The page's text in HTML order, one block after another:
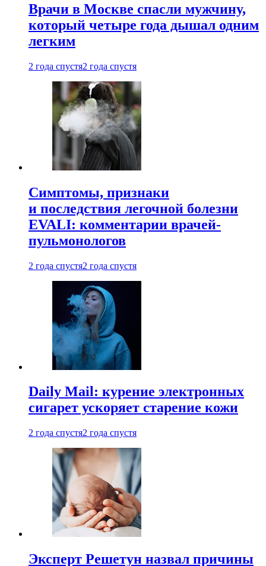
Врачи в Москве спасли мужчину,
который четыре года дышал одним
легким
2 года спустя2 года спустя
Симптомы, признаки
и последствия легочной болезни
EVALI: комментарии врачей-
пульмонологов
2 года спустя2 года спустя
Daily Mail: курение электронных
сигарет ускоряет старение кожи
2 года спустя2 года спустя
Эксперт Решетун назвал причины